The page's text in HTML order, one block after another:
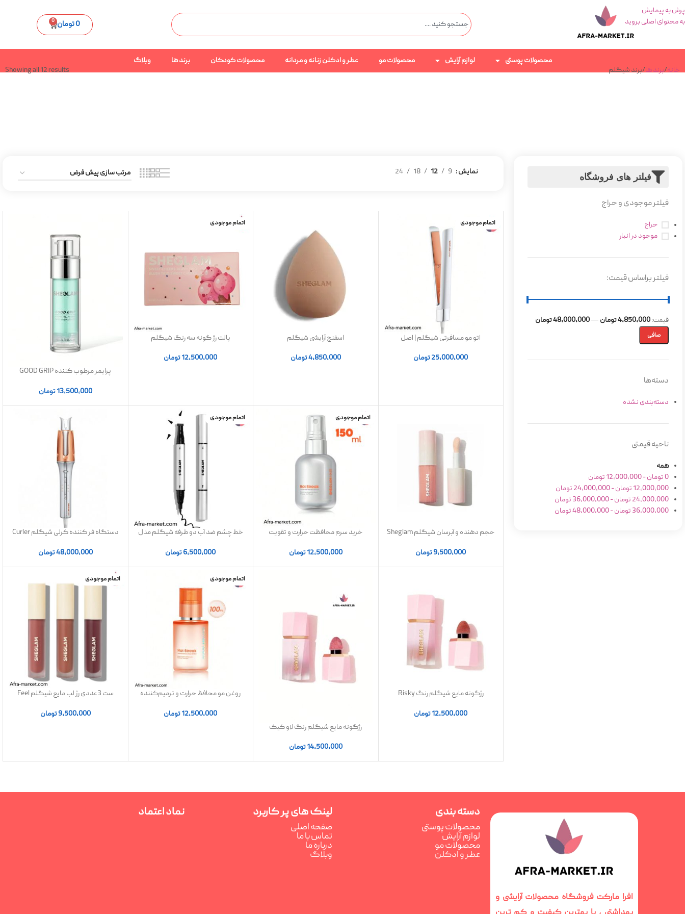
پرش به پیمایش
به محتوای اصلی بروید
0تومان 0
محصولات پوستی لوازم آرایش محصولات مو عطر و ادکلن زنانه و مردانه محصولات کودکان برند ها
وبلاگ
خانه برند ها برند شیگلم Showing all 12 results
فیلتر های فروشگاه
فیلتر موجودی و حراج
حراج
موجود در انبار
فیلتر براساس قیمت:
صافی
قيمت:4,850,000 تومان —48,000,000 تومان
دسته‌ها
دسته‌بندی نشده
ناحیه قیمتی
همه
0تومان-
12,000,000 تومان
12,000,000 تومان-
24,000,000 تومان
24,000,000 تومان-
36,000,000 تومان
36,000,000 تومان-
48,000,000تومان
نمایش 9
12
18
24
اتمام موجودی
اتو مو مسافرتی شیگلم | اصل
25,000,000تومان
اسفنج آرایشی شیگلم
4,850,000تومان
اتمام موجودی
پالت رژ گونه سه رنگ شیگلم
12,500,000تومان
پرایمر مرطوب کننده GOOD GRIP
13,500,000تومان
حجم دهنده و آبرسان شیگلم Sheglam
6.8 گرم
9,500,000تومان
اتمام موجودی
خرید سرم محافظت حرارت و تقویت
12,500,000تومان
اتمام موجودی
خط چشم ضد آب دو طرفه شیگلم مدل
6,500,000تومان
دستگاه فر کننده کرلی شیگلم Curler
48,000,000تومان
رژگونه مایع شیگلم رنگ Risky
12,500,000تومان
رژگونه مایع شیگلم رنگ لاو کیک
14,500,000تومان
اتمام موجودی
روغن مو محافظ حرارت و ترمیم‌کننده
میل
12,500,000تومان
اتمام موجودی
ست 3عددی رژ لب مایع شیگلم Feel
9,500,000تومان
افرا مارکت فروشگاه محصولات آرایشی و
دسته بندی
محصولات پوستی
لوازم آرایش
محصولات مو
عطر و ادکلن
لینک های پر کاربرد
صفحه اصلی
تماس با ما
درباره ما
وبلاگ
نماد اعتماد